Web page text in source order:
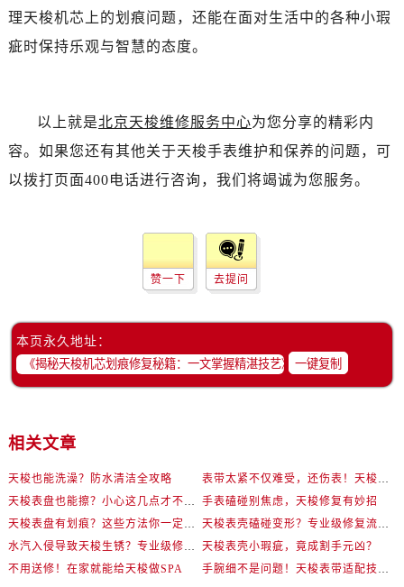
理天梭机芯上的划痕问题，还能在面对生活中的各种小瑕
疵时保持乐观与智慧的态度。
以上就是北京天梭维修服务中心为您分享的精彩内
容。如果您还有其他关于天梭手表维护和保养的问题，可
以拨打页面400电话进行咨询，我们将竭诚为您服务。
赞一下 去提问
本页永久地址：
一键复制
相关文章
天梭也能洗澡？防水清洁全攻略
表带太紧不仅难受，还伤表！天梭佩戴优化技巧
天梭表盘也能擦？小心这几点才不伤机芯
手表磕碰别焦虑，天梭修复有妙招
天梭表盘有划痕？这些方法你一定要试试！
天梭表壳磕碰变形？专业级修复流程大公开
水汽入侵导致天梭生锈？专业级修复思路大公开
天梭表壳小瑕疵，竟成割手元凶？
不用送修！在家就能给天梭做SPA
手腕细不是问题！天梭表带适配技巧一次讲透